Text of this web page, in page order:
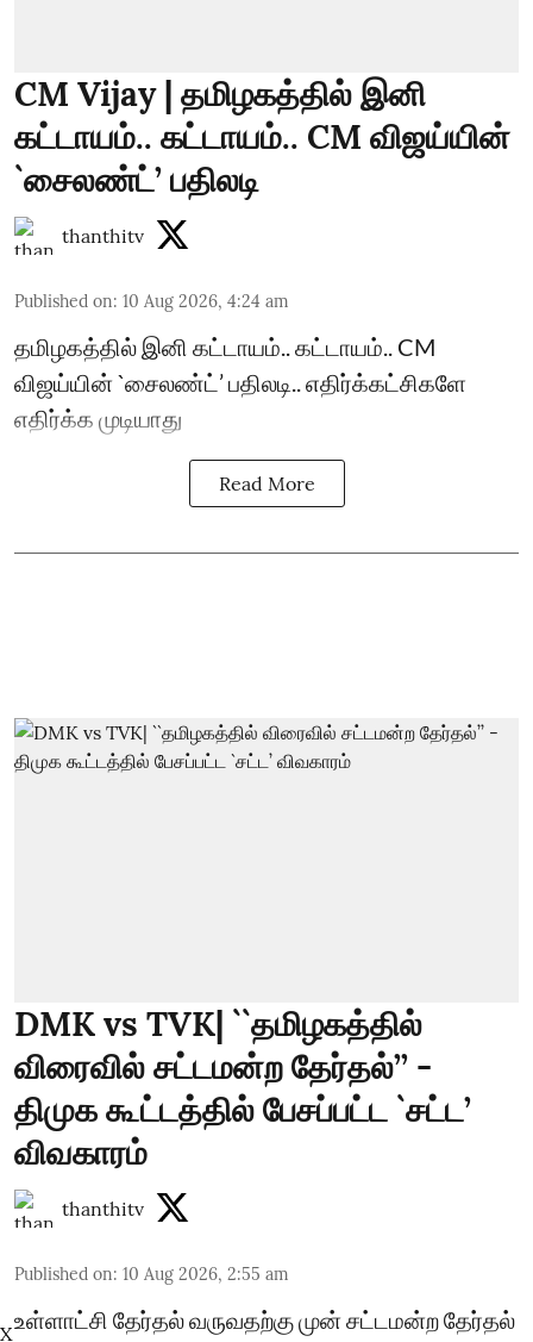
CM Vijay | தமிழகத்தில் இனி
கட்டாயம்.. கட்டாயம்.. CM விஜய்யின்
`சைலண்ட்’ பதிலடி
thanthitv
Published on: 10 Aug 2026, 4:24 am
தமிழகத்தில் இனி கட்டாயம்.. கட்டாயம்.. CM
விஜய்யின் `சைலண்ட்’ பதிலடி.. எதிர்க்கட்சிகளே
எதிர்க்க முடியாது
Read More
DMK vs TVK| ``தமிழகத்தில்
விரைவில் சட்டமன்ற தேர்தல்’’ -
திமுக கூட்டத்தில் பேசப்பட்ட `சட்ட’
விவகாரம்
thanthitv
Published on: 10 Aug 2026, 2:55 am
உள்ளாட்சி தேர்தல் வருவதற்கு முன் சட்டமன்ற தேர்தல்
X